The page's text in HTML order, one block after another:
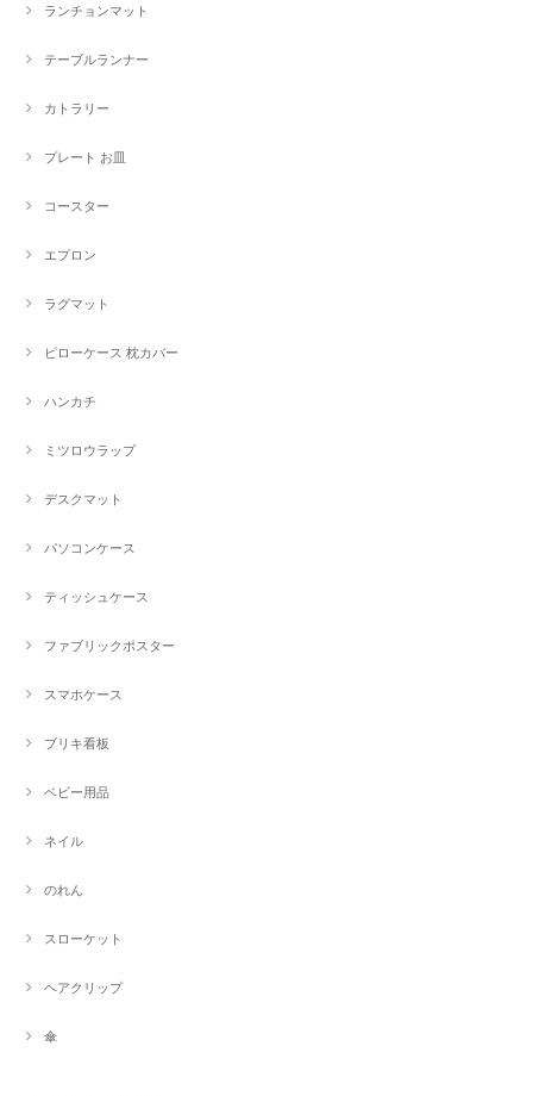
ランチョンマット
テーブルランナー
カトラリー
プレート お皿
コースター
エプロン
ラグマット
ピローケース 枕カバー
ハンカチ
ミツロウラップ
デスクマット
パソコンケース
ティッシュケース
ファブリックポスター
スマホケース
ブリキ看板
ベビー用品
ネイル
のれん
スローケット
ヘアクリップ
傘